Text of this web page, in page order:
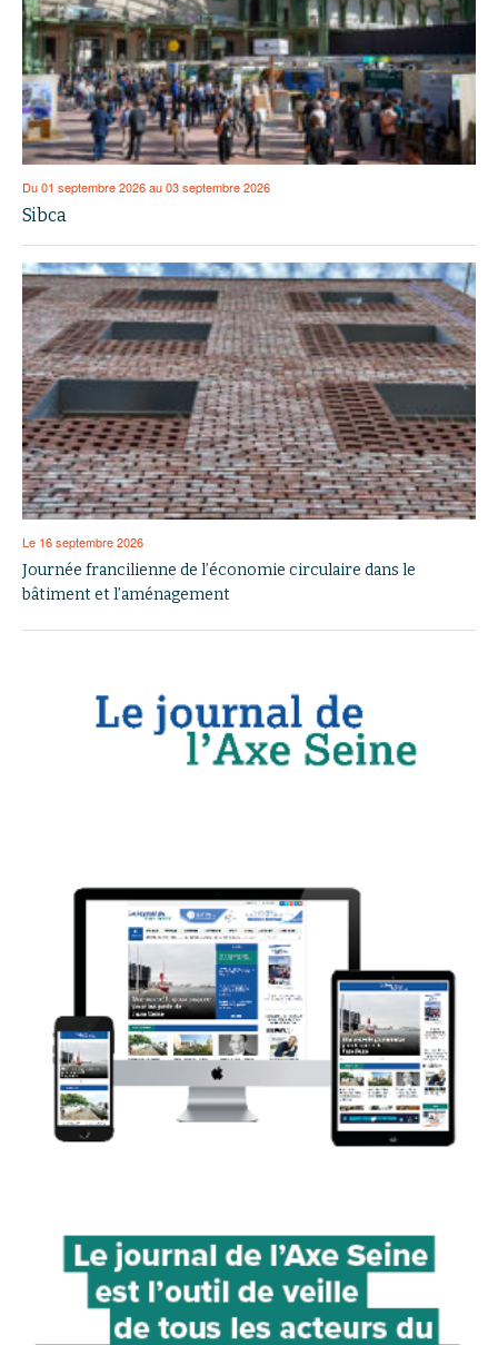
Du 01 septembre 2026 au 03 septembre 2026
Sibca
Le 16 septembre 2026
Journée francilienne de l’économie circulaire dans le
bâtiment et l’aménagement